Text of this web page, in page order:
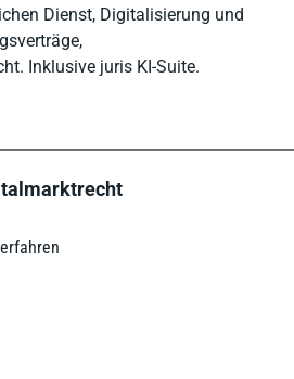
Dienst, Digitalisierung und
Inklusive juris KI-Suite.